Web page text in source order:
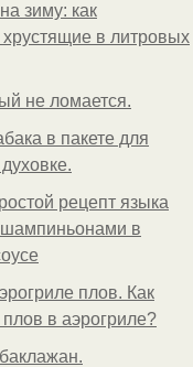
зиму: как
хрустящие в литровых
не ломается.
в пакете для
рецепт языка
шампиньонами в
плов. Как
плов в аэрогриле?